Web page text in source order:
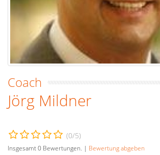
Coach
Jörg Mildner
(0/5)
Insgesamt0 Bewertungen. | Bewertung abgeben